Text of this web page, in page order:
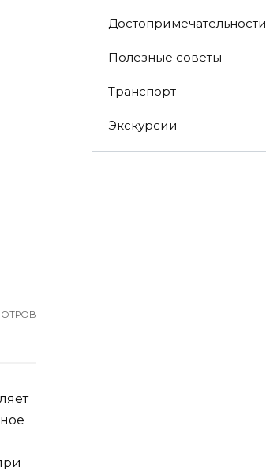
Достопримечательности
Полезные советы
Транспорт
Экскурсии